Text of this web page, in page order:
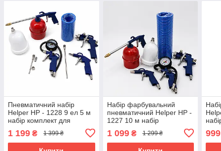
Пневматичний набір
Helper HP - 1228 9 ел 5 м
набір комплект для
фарбувальний
пневматичний
1 199 ₴ 1 399 ₴
Набір фарбувальний
пневматичний Helper HP -
1227 10 м набір
пневмоінструментів для
компресора
1 099₴ 1 299 ₴ 999